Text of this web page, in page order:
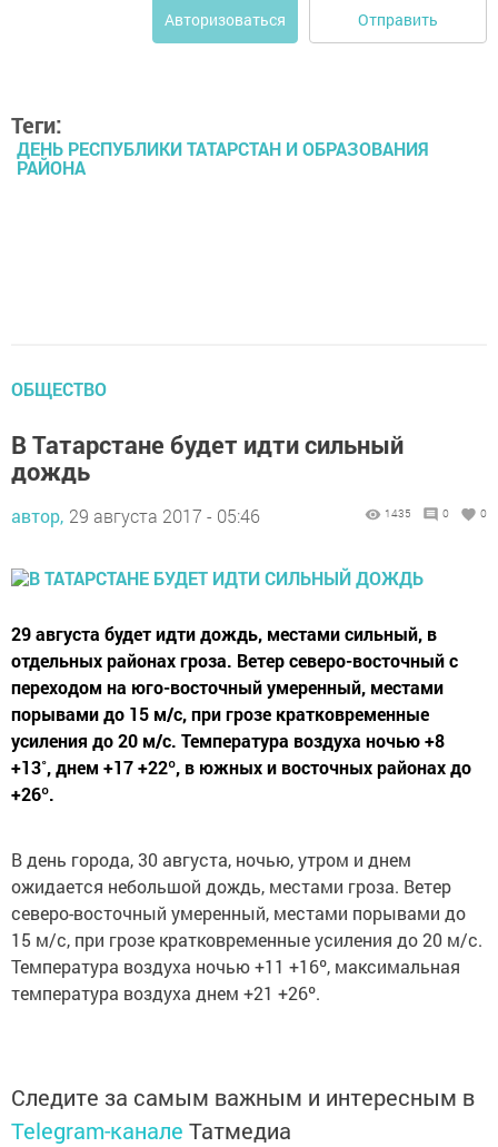
Авторизоваться Отправить
Теги:
ДЕНЬ РЕСПУБЛИКИ ТАТАРСТАН И ОБРАЗОВАНИЯ
РАЙОНА
ОБЩЕСТВО
В Татарстане будет идти сильный
дождь
автор, 29 августа 2017 - 05:46 1435 0 0
29 августа будет идти дождь, местами сильный, в
отдельных районах гроза. Ветер северо-восточный с
переходом на юго-восточный умеренный, местами
порывами до 15 м/с, при грозе кратковременные
усиления до 20 м/с. Температура воздуха ночью +8
+13˚, днем +17 +22º, в южных и восточных районах до
+26º.
В день города, 30 августа, ночью, утром и днем
ожидается небольшой дождь, местами гроза. Ветер
северо-восточный умеренный, местами порывами до
15 м/с, при грозе кратковременные усиления до 20 м/с.
Температура воздуха ночью +11 +16º, максимальная
температура воздуха днем +21 +26º.
Следите за самым важным и интересным в
Telegram-канале Татмедиа